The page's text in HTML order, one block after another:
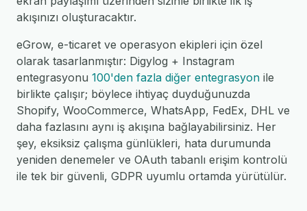
akışınızı oluşturacaktır.
eGrow, e-ticaret ve operasyon ekipleri için özel
olarak tasarlanmıştır: Digylog + Instagram
entegrasyonu 100'den fazla diğer entegrasyon ile
birlikte çalışır; böylece ihtiyaç duyduğunuzda
Shopify, WooCommerce, WhatsApp, FedEx, DHL ve
daha fazlasını aynı iş akışına bağlayabilirsiniz. Her
şey, eksiksiz çalışma günlükleri, hata durumunda
yeniden denemeler ve OAuth tabanlı erişim kontrolü
ile tek bir güvenli, GDPR uyumlu ortamda yürütülür.